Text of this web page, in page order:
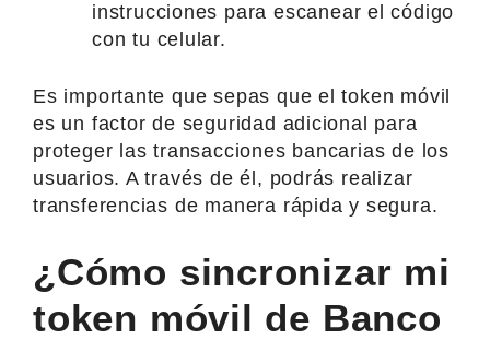
instrucciones para escanear el código
con tu celular.
Es importante que sepas que el token móvil
es un factor de seguridad adicional para
proteger las transacciones bancarias de los
usuarios. A través de él, podrás realizar
transferencias de manera rápida y segura.
¿Cómo sincronizar mi
token móvil de Banco